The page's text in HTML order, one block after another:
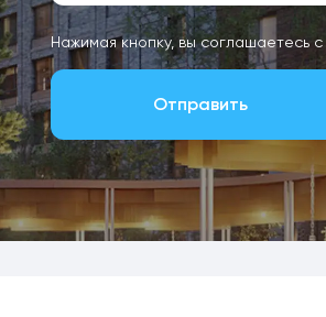
Нажимая кнопку, вы соглашаетесь с
Отправить